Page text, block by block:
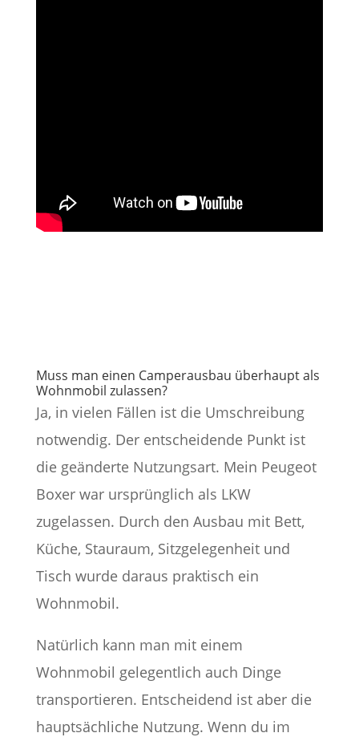
Muss man einen Camperausbau überhaupt als
Wohnmobil zulassen?
Ja, in vielen Fällen ist die Umschreibung
notwendig. Der entscheidende Punkt ist
die geänderte Nutzungsart. Mein Peugeot
Boxer war ursprünglich als LKW
zugelassen. Durch den Ausbau mit Bett,
Küche, Stauraum, Sitzgelegenheit und
Tisch wurde daraus praktisch ein
Wohnmobil.
Natürlich kann man mit einem
Wohnmobil gelegentlich auch Dinge
transportieren. Entscheidend ist aber die
hauptsächliche Nutzung. Wenn du im